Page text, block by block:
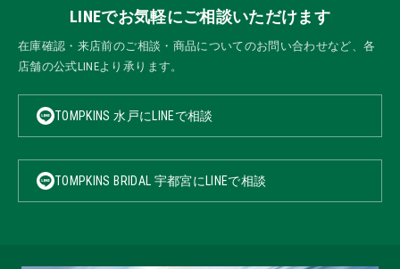
LINEでお気軽にご相談いただけます
在庫確認・来店前のご相談・商品についてのお問い合わせなど、各
店舗の公式LINEより承ります。
TOMPKINS 水戸にLINEで相談
TOMPKINS BRIDAL 宇都宮にLINEで相談